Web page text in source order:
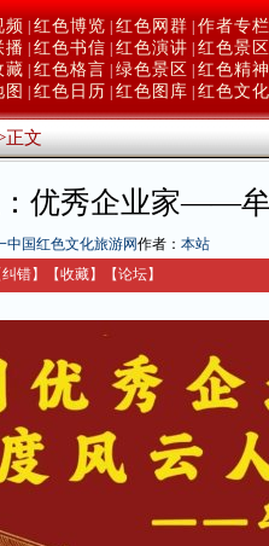
频 红色博览 红色网群 作者专栏
播 红色书信 红色演讲 红色景区
藏 红色格言 绿色景区
红色精神
红色日历 红色图库 红色文化
正文
：优秀企业家——
中国红色文化旅游网作者： 本站
纠错】 【收藏】 【论坛】